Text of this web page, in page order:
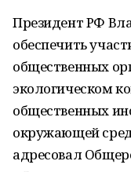
Президент РФ
обеспечить
общественных
экологическом
общественных
окружающей
адресовал